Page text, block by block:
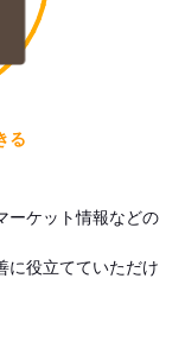
る
ーケット情報などの
に役立てていただけ